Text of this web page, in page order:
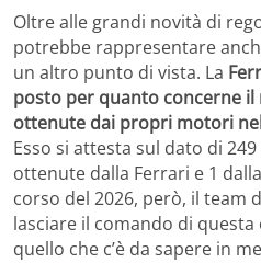
Oltre alle grandi novità di
potrebbe rappresentare
un altro punto di vista. La
posto per quanto concerne
ottenute dai propri motori
Esso si attesta sul dato di
ottenute dalla Ferrari e 1
corso del 2026, però, il team
lasciare il comando di questa
quello che c’è da sapere in